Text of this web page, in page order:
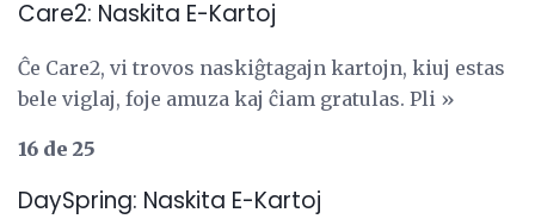
Care2: Naskita E-Kartoj
Ĉe Care2, vi trovos naskiĝtagajn kartojn, kiuj estas
bele viglaj, foje amuza kaj ĉiam gratulas. Pli »
16 de 25
DaySpring: Naskita E-Kartoj